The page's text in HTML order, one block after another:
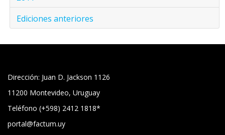
Ediciones anteriores
Dirección: Juan D. Jackson 1126
11200 Montevideo, Uruguay
Teléfono (+598) 2412 1818*
portal@factum.uy